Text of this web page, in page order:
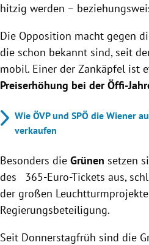
hitzig werden –
Die Opposition macht gegen
die schon bekannt sind, seit
mobil. Einer der Zankäpfel ist
Preiserhöhung bei der Öffi-
Wie ÖVP und SPÖ die Wiener
verkaufen
Besonders die Grünen setzen
des 365-Euro-Tickets aus,
der großen
Regierungsbeteiligung.
Seit Donnerstagfrüh sind die